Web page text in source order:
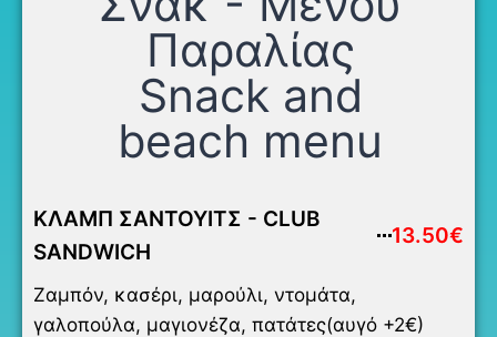
Παραλίας
Snack and
beach menu
ΚΛΑΜΠ ΣΑΝΤΟΥΙΤΣ - CLUB
SANDWICH
13.50€
Ζαμπόν, κασέρι, μαρούλι, ντομάτα,
γαλοπούλα, μαγιονέζα, πατάτες(αυγό +2€)